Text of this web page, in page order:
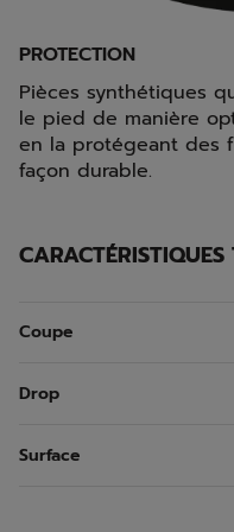
PROTECTION
Pièces synthétiques
le pied de manière
en la protégeant des
façon durable.
CARACTÉRISTIQUES
Coupe
Drop
Surface